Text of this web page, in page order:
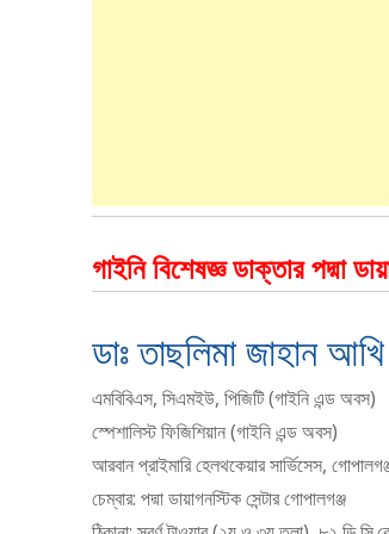
গাইনি বিশেষজ্ঞ ডাক্তার পদ্মা
ডাঃ তাছলিমা জাহান আখি
এমবিবিএস, সিএমইউ, পিজিটি (গাইনি এন্ড অবস)
স্পেশালিস্ট ফিজিশিয়ান (গাইনি এন্ড অবস)
আরবান প্রাইমারি হেলথকেয়ার সার্ভিসেস,
চেম্বার: পদ্মা ডায়াগনস্টিক সেন্টার গোপালগঞ্জ